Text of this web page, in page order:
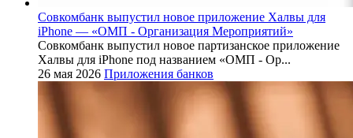
Совкомбанк выпустил новое приложение Халвы для
iPhone — «ОМП - Организация Мероприятий»
Совкомбанк выпустил новое партизанское приложение
Халвы для iPhone под названием «ОМП - Ор...
26 мая 2026 Приложения банков